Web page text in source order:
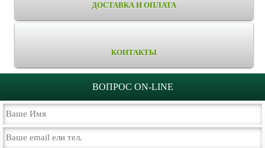
ДОСТАВКА И ОПЛАТА
КОНТАКТЫ
ВОПРОС ON-LINE